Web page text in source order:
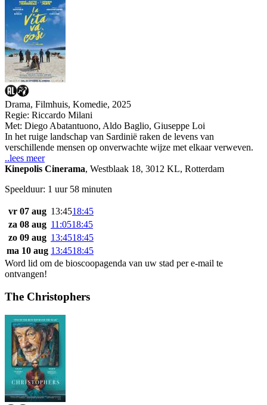
Drama, Filmhuis, Komedie, 2025
Regie: Riccardo Milani
Met: Diego Abatantuono, Aldo Baglio, Giuseppe Loi
In het ruige landschap van Sardinië raken de levens van
verschillende mensen op onverwachte wijze met elkaar verweven.
..lees meer
Kinepolis Cinerama, Westblaak 18, 3012 KL, Rotterdam
Speelduur: 1 uur 58 minuten
vr 07 aug 13:4518:45
za 08 aug 11:0518:45
zo 09 aug 13:4518:45
ma 10 aug 13:4518:45
Word lid om de bioscoopagenda van uw stad per e-mail te
ontvangen!
The Christophers